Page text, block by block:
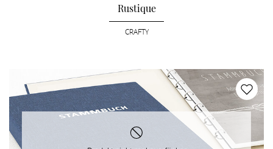
Rustique
CRAFTY